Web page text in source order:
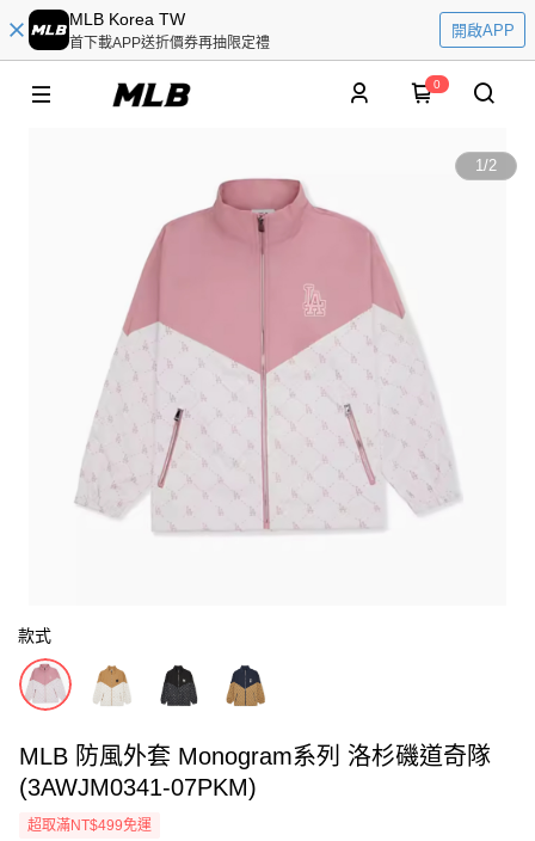
MLB Korea TW
首下載APP送折價券再抽限定禮
開啟APP
0
1/2
款式
MLB 防風外套 Monogram系列 洛杉磯道奇隊
(3AWJM0341-07PKM)
超取滿NT$499免運